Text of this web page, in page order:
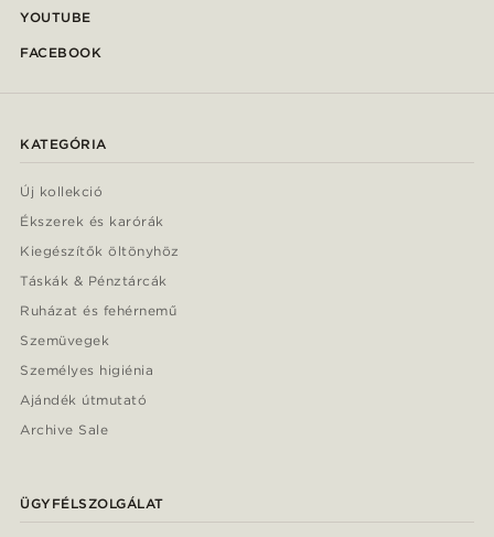
YOUTUBE
FACEBOOK
KATEGÓRIA
Új kollekció
Ékszerek és karórák
Kiegészítők öltönyhöz
Táskák & Pénztárcák
Ruházat és fehérnemű
Szemüvegek
Személyes higiénia
Ajándék útmutató
Archive Sale
ÜGYFÉLSZOLGÁLAT